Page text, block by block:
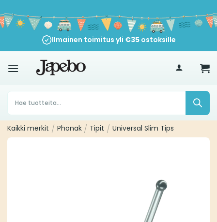
sisältöön
Ilmainen toimitus yli €35ostoksille
Products
search
Kaikki merkit / Phonak / Tipit / Universal Slim Tips